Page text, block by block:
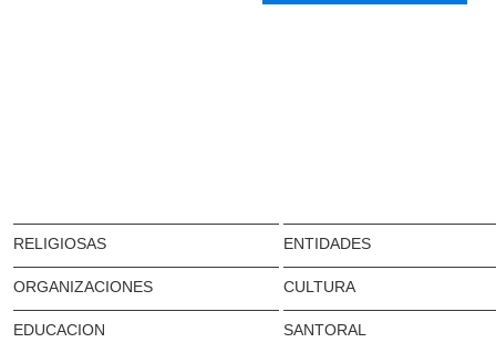
RELIGIOSAS ENTIDADES
ORGANIZACIONES CULTURA
EDUCACION SANTORAL